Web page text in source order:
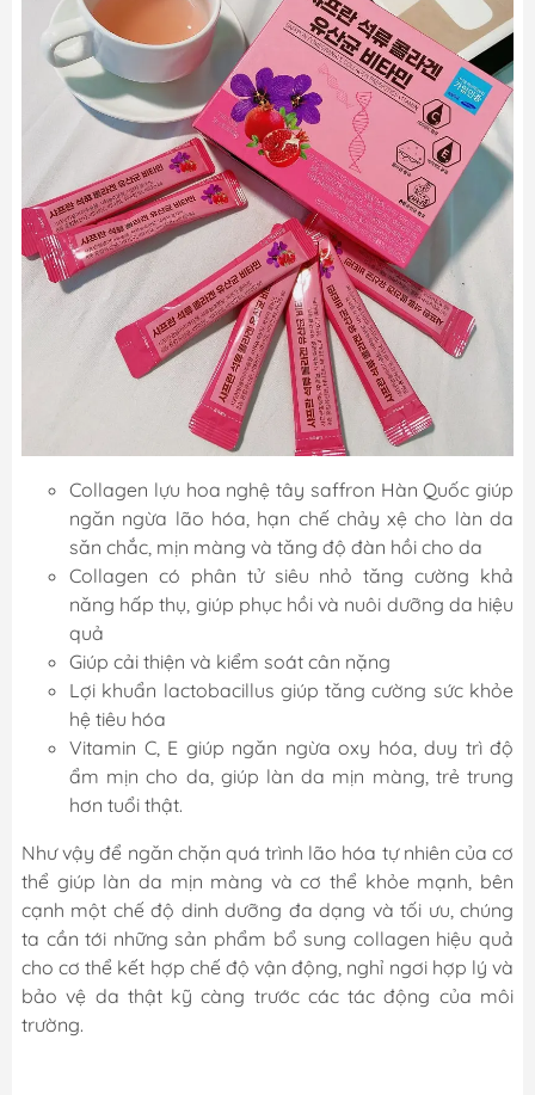
Collagen lựu hoa nghệ tây saffron Hàn Quốc giúp
ngăn ngừa lão hóa, hạn chế chảy xệ cho làn da
săn chắc, mịn màng và tăng độ đàn hồi cho da
Collagen có phân tử siêu nhỏ tăng cường khả
năng hấp thụ, giúp phục hồi và nuôi dưỡng da hiệu
quả
Giúp cải thiện và kiểm soát cân nặng
Lợi khuẩn lactobacillus giúp tăng cường sức khỏe
hệ tiêu hóa
Vitamin C, E giúp ngăn ngừa oxy hóa, duy trì độ
ẩm mịn cho da, giúp làn da mịn màng, trẻ trung
hơn tuổi thật.
Như vậy để ngăn chặn quá trình lão hóa tự nhiên của cơ
thể giúp làn da mịn màng và cơ thể khỏe mạnh, bên
cạnh một chế độ dinh dưỡng đa dạng và tối ưu, chúng
ta cần tới những sản phẩm bổ sung collagen hiệu quả
cho cơ thể kết hợp chế độ vận động, nghỉ ngơi hợp lý và
bảo vệ da thật kỹ càng trước các tác động của môi
trường.